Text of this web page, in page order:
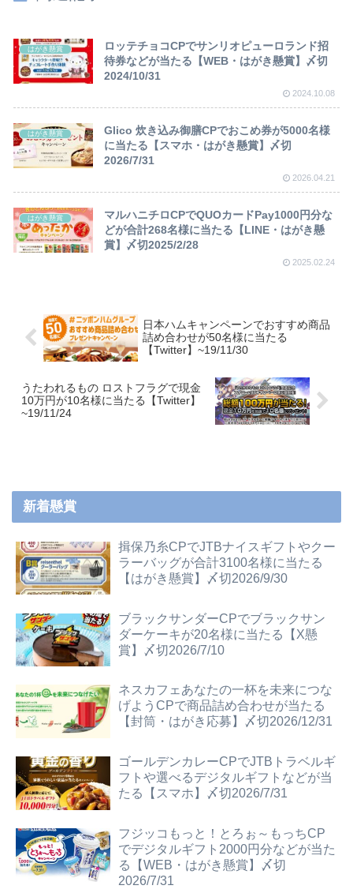
はがき懸賞
ロッテチョコCPでサンリオピューロランド招
待券などが当たる【WEB・はがき懸賞】〆切
2024/10/31
2024.10.08
はがき懸賞
Glico 炊き込み御膳CPでおこめ券が5000名様
に当たる【スマホ・はがき懸賞】〆切
2026/7/31
2026.04.21
はがき懸賞
マルハニチロCPでQUOカードPay1000円分な
どが合計268名様に当たる【LINE・はがき懸
賞】〆切2025/2/28
2025.02.24
日本ハムキャンペーンでおすすめ商品
詰め合わせが50名様に当たる
【Twitter】~19/11/30
うたわれるもの ロストフラグで現金
10万円が10名様に当たる【Twitter】
~19/11/24
新着懸賞
揖保乃糸CPでJTBナイスギフトやクー
ラーバッグが合計3100名様に当たる
【はがき懸賞】〆切2026/9/30
ブラックサンダーCPでブラックサン
ダーケーキが20名様に当たる【X懸
賞】〆切2026/7/10
ネスカフェあなたの一杯を未来につな
げようCPで商品詰め合わせが当たる
【封筒・はがき応募】〆切2026/12/31
ゴールデンカレーCPでJTBトラベルギ
フトや選べるデジタルギフトなどが当
たる【スマホ】〆切2026/7/31
フジッコもっと！とろぉ～もっちCP
でデジタルギフト2000円分などが当た
る【WEB・はがき懸賞】〆切
2026/7/31